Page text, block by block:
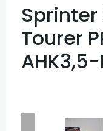
Sprinter
Tourer
AHK3,5-